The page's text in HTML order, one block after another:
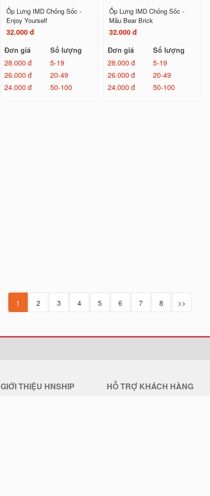
Ốp Lưng IMD Chống Sốc -
Enjoy Yourself
32.000 đ
Đơn giá
Số lượng
28.000 đ
5-19
26.000 đ
20-49
24.000 đ
50-100
Ốp Lưng IMD Chống Sốc -
Mẫu Bear Brick
32.000 đ
Đơn giá
Số lượng
28.000 đ
5-19
26.000 đ
20-49
24.000 đ
50-100
1 2 3 4 5 6 7 8 >>
GIỚI THIỆU HNSHIP HỖ TRỢ KHÁCH HÀNG